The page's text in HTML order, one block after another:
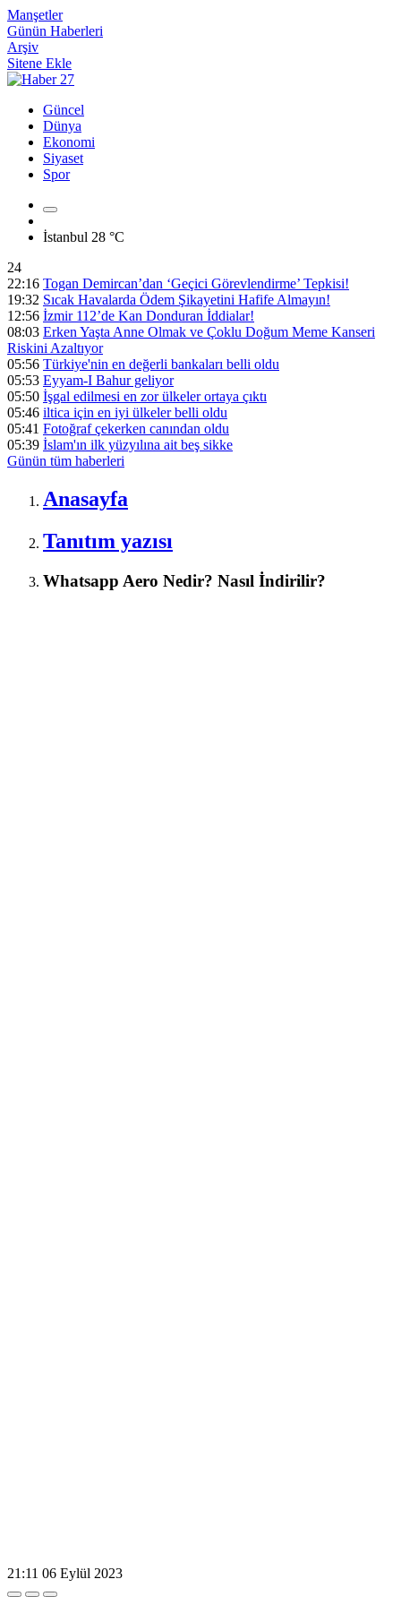
Manşetler
Günün Haberleri
Arşiv
Sitene Ekle
Güncel
Dünya
Ekonomi
Siyaset
Spor
İstanbul 28 °C
24
22:16 Togan Demircan’dan ‘Geçici Görevlendirme’ Tepkisi!
19:32 Sıcak Havalarda Ödem Şikayetini Hafife Almayın!
12:56 İzmir 112’de Kan Donduran İddialar!
08:03 Erken Yaşta Anne Olmak ve Çoklu Doğum Meme Kanseri
Riskini Azaltıyor
05:56 Türkiye'nin en değerli bankaları belli oldu
05:53 Eyyam-I Bahur geliyor
05:50 İşgal edilmesi en zor ülkeler ortaya çıktı
05:46 iltica için en iyi ülkeler belli oldu
05:41 Fotoğraf çekerken canından oldu
05:39 İslam'ın ilk yüzyılına ait beş sikke
Günün tüm haberleri
Anasayfa
Tanıtım yazısı
Whatsapp Aero Nedir? Nasıl İndirilir?
21:11 06 Eylül 2023